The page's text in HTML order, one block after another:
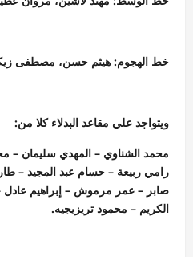
خط الهجوم: هيثم حسن، مصطفى
ويتواجد علي مقاعد البدلاء كلا من:
محمد الشناوي – المهدي سليمان –
رامي ربيعة – حسام عبد المجيد –
صابر – عمر مرموش – إبراهيم
الكريم – محمود تريزيجيه.